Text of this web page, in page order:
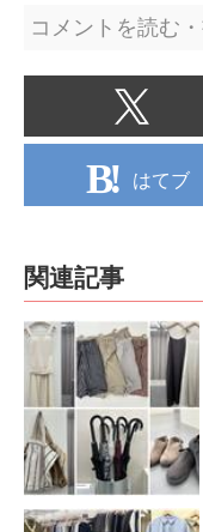
コメントを読む・
はてブ
関連記事